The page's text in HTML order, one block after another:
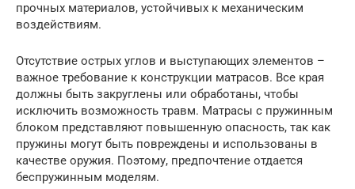
прочных материалов, устойчивых к механическим
воздействиям.
Отсутствие острых углов и выступающих элементов –
важное требование к конструкции матрасов. Все края
должны быть закруглены или обработаны, чтобы
исключить возможность травм. Матрасы с пружинным
блоком представляют повышенную опасность, так как
пружины могут быть повреждены и использованы в
качестве оружия. Поэтому, предпочтение отдается
беспружинным моделям.